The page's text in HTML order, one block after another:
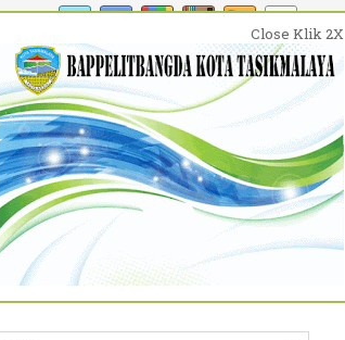
WISATA DAN BUDAYA PENDIDIKAN
Close Klik 2X